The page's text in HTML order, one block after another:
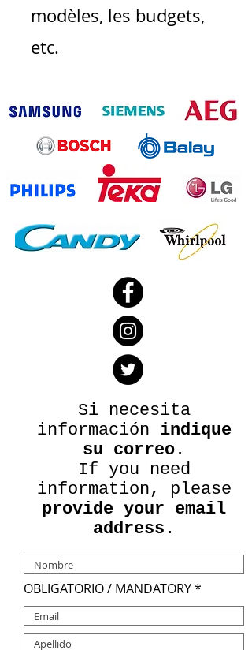
modèles, les budgets,
etc.
Si necesita
información indique
su correo .
If you need
information, please
provide your email
address .
OBLIGATORIO / MANDATORY